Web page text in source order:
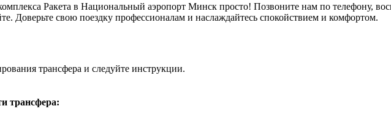
комплекса Ракета в Национальный аэропорт Минск просто! Позвоните нам по телефону,
Доверьте свою поездку профессионалам и наслаждайтесь спокойствием и комфортом.
трансфера и следуйте инструкции.
трансфера: